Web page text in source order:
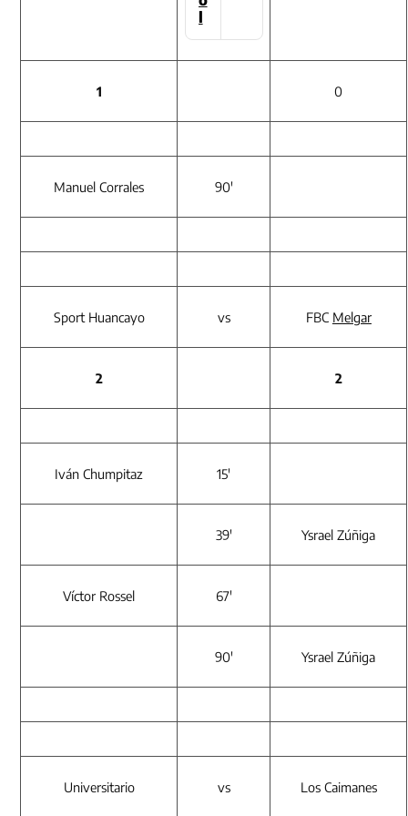
l
t
s
e
i
r
p
i
n
o
é
e
1 0
Manuel Corrales 90′
Sport Huancayo vs FBC Melgar
2 2
Iván Chumpitaz 15′
39′ Ysrael Zúñiga
Víctor Rossel 67′
90′ Ysrael Zúñiga
Universitario vs Los Caimanes